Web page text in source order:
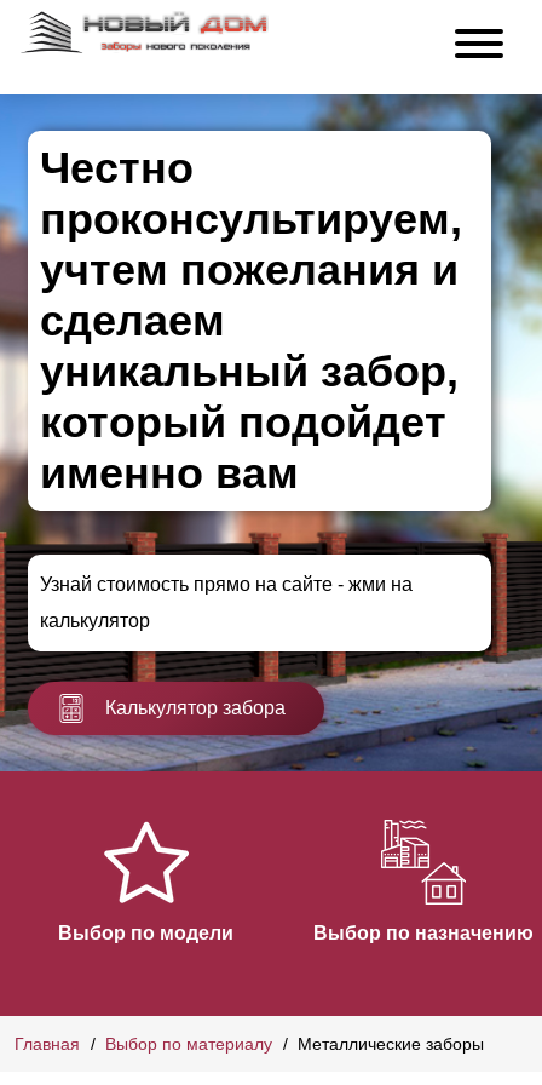
Честно
проконсультируем,
учтем пожелания и
сделаем
уникальный забор,
который подойдет
именно вам
Узнай стоимость прямо на сайте - жми на
калькулятор
Калькулятор забора
Выбор по модели Выбор по назначению
Главная Выбор по материалу Металлические заборы